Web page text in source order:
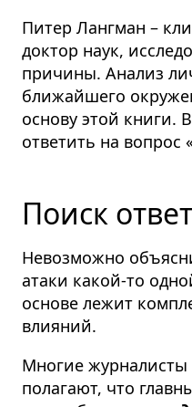
Питер Лангман –
доктор наук,
причины. Анализ
ближайшего
основу этой книги.
ответить на вопрос
Поиск
Невозможно
атаки какой-то
основе лежит
влияний.
Многие журналисты
полагают, что